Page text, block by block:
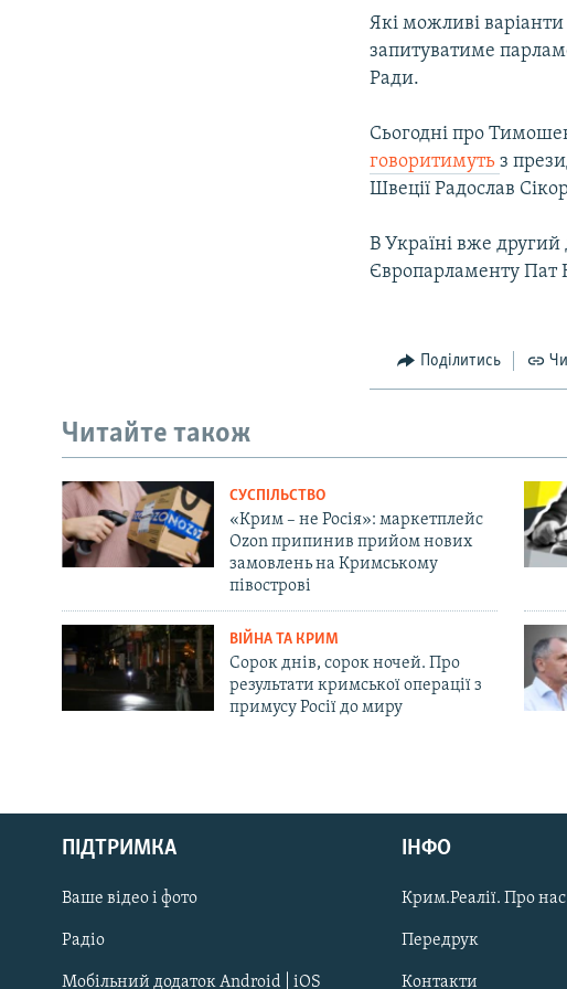
Русский
Qırımtatar
ДОЛУЧАЙСЯ!
Які можливі
запитуватиме
Ради.
Сьогодні про
говоритимутьз
Швеції Радослав
В Україні вже
Європарламенту Пат
Поділитись
Читайте також
СУСПІЛЬСТВО
«Крим – не Росія»: маркетплейс
Ozon припинив прийом нових
замовлень на Кримському
півострові
ВІЙНА ТА КРИМ
Сорок днів, сорок ночей. Про
результати кримської операції з
примусу Росії до миру
ПІДТРИМКА
Ваше відео і фото
Радіо
Мобільний додаток Android | iOS
ІНФО
Крим.Реалії. Про нас
Передрук
Контакти